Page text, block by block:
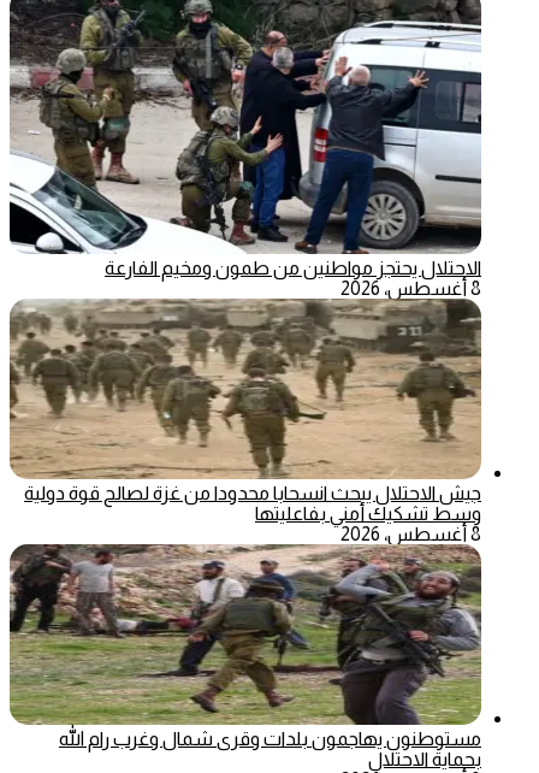
الاحتلال يحتجز مواطنين من طمون ومخيم الفارعة
8 أغسطس، 2026
جيش الاحتلال يبحث انسحابا محدودا من غزة لصالح قوة دولية
وسط تشكيك أمني بفاعليتها
8 أغسطس، 2026
مستوطنون يهاجمون بلدات وقرى شمال وغرب رام الله
بحماية الاحتلال